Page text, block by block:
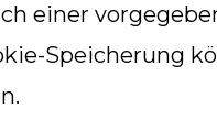
einer
Speicherung